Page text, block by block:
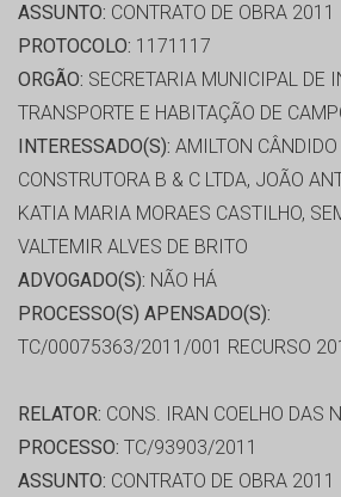
ASSUNTO: CONTRATO DE OBRA 2011
PROTOCOLO: 1171117
ORGÃO: SECRETARIA MUNICIPAL DE
TRANSPORTE E HABITAÇÃO DE
INTERESSADO(S): AMILTON
CONSTRUTORA B & C LTDA, JOÃO
KATIA MARIA MORAES CASTILHO,
VALTEMIR ALVES DE BRITO
ADVOGADO(S): NÃO HÁ
PROCESSO(S) APENSADO(S):
TC/00075363/2011/001 RECURSO
RELATOR: CONS. IRAN COELHO DAS
PROCESSO: TC/93903/2011
ASSUNTO: CONTRATO DE OBRA 2011